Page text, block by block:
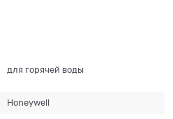
для горячей воды
Honeywell